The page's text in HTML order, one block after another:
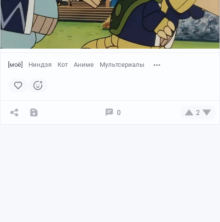
[моё] Ниндзя Кот Аниме Мультсериалы
0 2